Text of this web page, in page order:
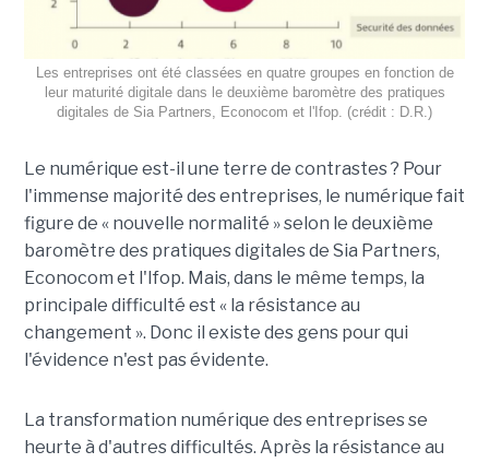
Les entreprises ont été classées en quatre groupes en fonction de
leur maturité digitale dans le deuxième baromètre des pratiques
digitales de Sia Partners, Econocom et l'Ifop. (crédit : D.R.)
Le numérique est-il une terre de contrastes ? Pour
l'immense majorité des entreprises, le numérique fait
figure de « nouvelle normalité » selon le deuxième
baromètre des pratiques digitales de Sia Partners,
Econocom et l'Ifop. Mais, dans le même temps, la
principale difficulté est « la résistance au
changement ». Donc il existe des gens pour qui
l'évidence n'est pas évidente.
La transformation numérique des entreprises se
heurte à d'autres difficultés. Après la résistance au